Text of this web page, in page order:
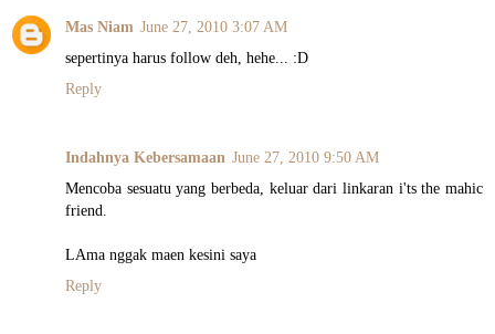
Mas Niam June 27, 2010 3:07 AM
sepertinya harus follow deh, hehe... :D
Reply
Indahnya Kebersamaan June 27, 2010 9:50 AM
Mencoba sesuatu yang berbeda, keluar dari linkaran i'ts the mahic
friend.
LAma nggak maen kesini saya
Reply